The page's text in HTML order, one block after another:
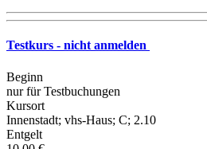
Testkurs - nicht anmelden
Beginn
nur für Testbuchungen
Kursort
Innenstadt; vhs-Haus; C; 2.10
Entgelt